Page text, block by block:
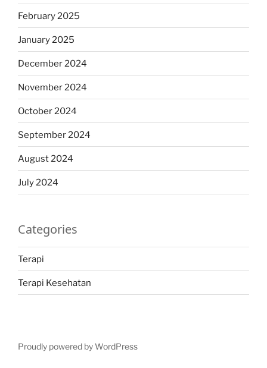
February 2025
January 2025
December 2024
November 2024
October 2024
September 2024
August 2024
July 2024
Categories
Terapi
Terapi Kesehatan
Proudly powered by WordPress